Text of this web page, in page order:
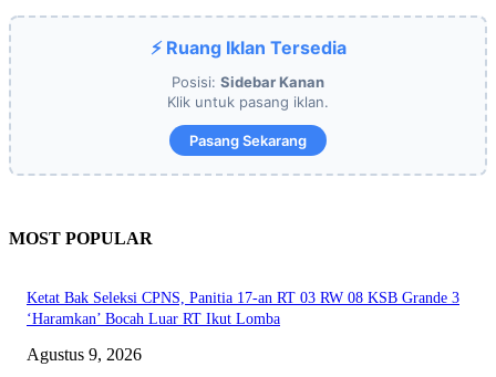
⚡ Ruang Iklan Tersedia
Posisi: Sidebar Kanan
Klik untuk pasang iklan.
Pasang Sekarang
MOST POPULAR
Ketat Bak Seleksi CPNS, Panitia 17-an RT 03 RW 08 KSB Grande 3
‘Haramkan’ Bocah Luar RT Ikut Lomba
Agustus 9, 2026